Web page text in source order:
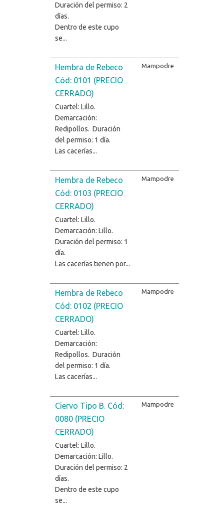
Duración del permiso: 2
días.
Dentro de este cupo
se...
Hembra de Rebeco
Cód: 0101 (PRECIO
CERRADO)
Cuartel: Lillo.
Demarcación:
Redipollos. Duración
del permiso: 1 día.
Las cacerías...
Mampodre
Hembra de Rebeco
Cód: 0103 (PRECIO
CERRADO)
Cuartel: Lillo.
Demarcación: Lillo.
Duración del permiso: 1
día.
Las cacerías tienen por...
Mampodre
Hembra de Rebeco
Cód: 0102 (PRECIO
CERRADO)
Cuartel: Lillo.
Demarcación:
Redipollos. Duración
del permiso: 1 día.
Las cacerías...
Mampodre
Ciervo Tipo B. Cód:
0080 (PRECIO
CERRADO)
Cuartel: Lillo.
Demarcación: Lillo.
Duración del permiso: 2
días.
Dentro de este cupo
se...
Mampodre